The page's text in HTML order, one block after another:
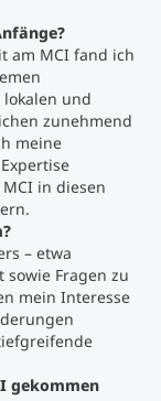
am MCI fand ich
und
zunehmend
meine
in diesen
– etwa
Fragen zu
mein Interesse
gekommen